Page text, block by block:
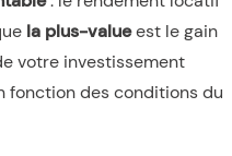
la plus-valueest le gain
votre investissement
fonction des conditions du